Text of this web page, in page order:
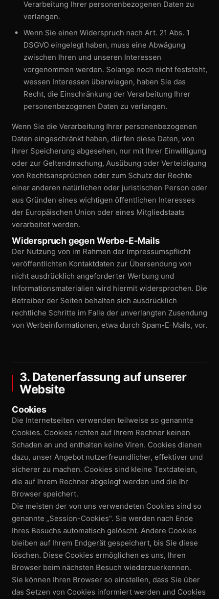
Verarbeitung Ihrer personen­bezogenen Daten zu
verlangen.
Wenn Sie einen Widerspruch nach Art. 21 Abs. 1
DSGVO eingelegt haben, muss eine Abwägung
zwischen Ihren und unseren Interessen
vorgenommen werden. Solange noch nicht feststeht,
wessen Interessen überwiegen, haben Sie das
Recht, die Einschränkung der Verarbeitung Ihrer
personen­bezogenen Daten zu verlangen.
Wenn Sie die Verarbeitung Ihrer personen­bezogenen
Daten eingeschränkt haben, dürfen diese Daten, von
ihrer Speicherung abgesehen, nur mit Ihrer Einwilligung
oder zur Geltend­machung, Ausübung oder Verteidigung
von Rechtsansprüchen oder zum Schutz der Rechte
einer anderen natürlichen oder juristischen Person oder
aus Gründen eines wichtigen öffentlichen Interesses
der Europäischen Union oder eines Mitgliedstaats
verarbeitet werden.
Widerspruch gegen Werbe-E-Mails
Der Nutzung von im Rahmen der Impressums­pflicht
veröffentlichten Kontaktdaten zur Übersendung von
nicht ausdrücklich angeforderter Werbung und
Informations­materialien wird hiermit widersprochen. Die
Betreiber der Seiten behalten sich ausdrücklich
rechtliche Schritte im Falle der unverlangten Zusendung
von Werbe­informationen, etwa durch Spam-E-Mails, vor.
3. Datenerfassung auf unserer
Website
Cookies
Die Internetseiten verwenden teilweise so genannte
Cookies. Cookies richten auf Ihrem Rechner keinen
Schaden an und enthalten keine Viren. Cookies dienen
dazu, unser Angebot nutzer­freundlicher, effektiver und
sicherer zu machen. Cookies sind kleine Textdateien,
die auf Ihrem Rechner abgelegt werden und die Ihr
Browser speichert.
Die meisten der von uns verwendeten Cookies sind so
genannte „Session-Cookies". Sie werden nach Ende
Ihres Besuchs automatisch gelöscht. Andere Cookies
bleiben auf Ihrem Endgerät gespeichert, bis Sie diese
löschen. Diese Cookies ermöglichen es uns, Ihren
Browser beim nächsten Besuch wieder­zuerkennen.
Sie können Ihren Browser so einstellen, dass Sie über
das Setzen von Cookies informiert werden und Cookies